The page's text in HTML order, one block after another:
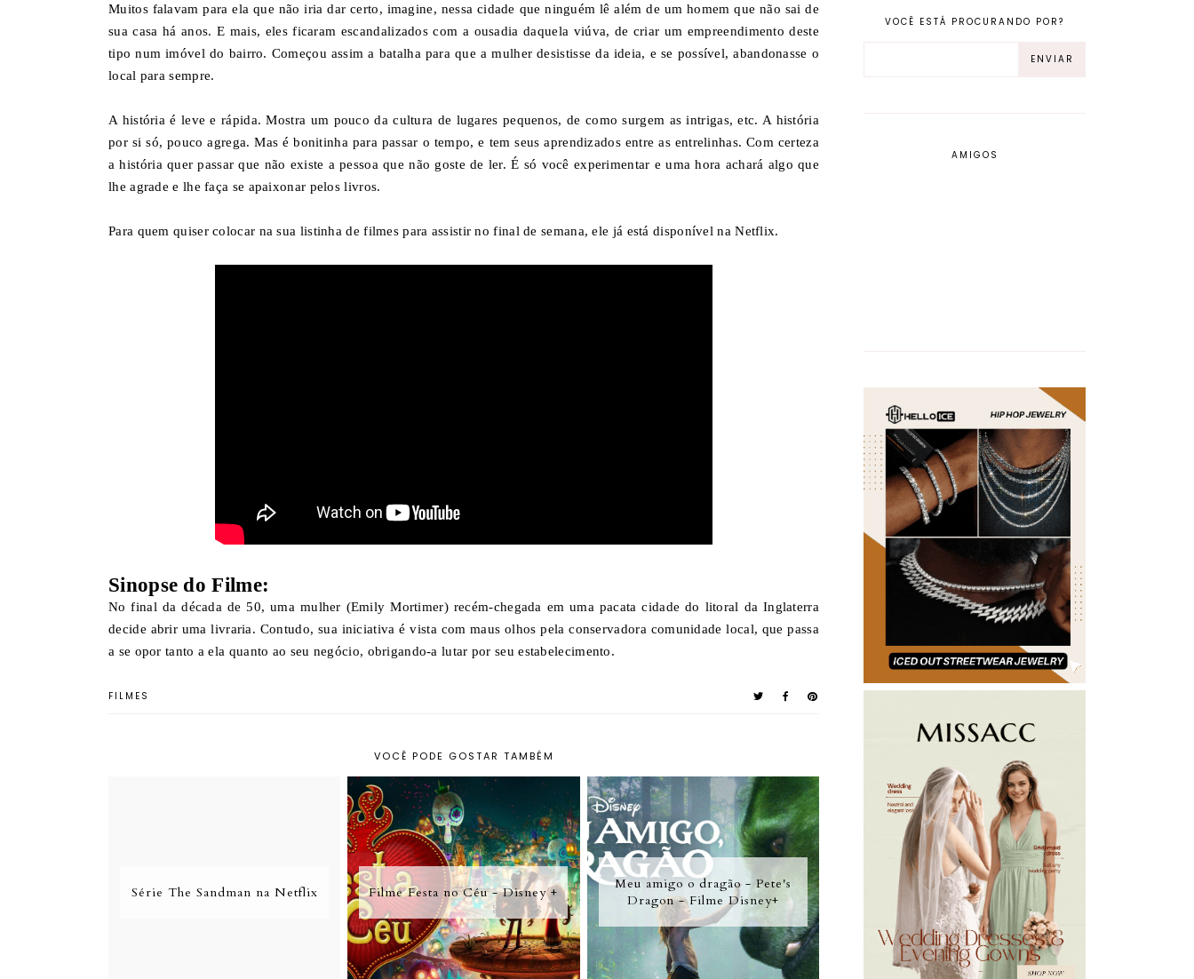
Muitos falavam para ela que não iria dar certo, imagine, nessa cidade que ninguém lê além de um homem que não sai de
sua casa há anos. E mais, eles ficaram escandalizados com a ousadia daquela viúva, de criar um empreendimento deste
tipo num imóvel do bairro. Começou assim a batalha para que a mulher desistisse da ideia, e se possível, abandonasse o
local para sempre.
A história é leve e rápida. Mostra um pouco da cultura de lugares pequenos, de como surgem as intrigas, etc. A história
por si só, pouco agrega. Mas é bonitinha para passar o tempo, e tem seus aprendizados entre as entrelinhas. Com certeza
a história quer passar que não existe a pessoa que não goste de ler. É só você experimentar e uma hora achará algo que
lhe agrade e lhe faça se apaixonar pelos livros.
Para quem quiser colocar na sua listinha de filmes para assistir no final de semana, ele já está disponível na Netflix.
Sinopse do Filme:
No final da década de 50, uma mulher (Emily Mortimer) recém-chegada em uma pacata cidade do litoral da Inglaterra
decide abrir uma livraria. Contudo, sua iniciativa é vista com maus olhos pela conservadora comunidade local, que passa
a se opor tanto a ela quanto ao seu negócio, obrigando-a lutar por seu estabelecimento.
FILMES
VOCÊ PODE GOSTAR TAMBÉM
Série The Sandman na Netflix Filme Festa no Céu - Disney +
Meu amigo o dragão - Pete's
Dragon - Filme Disney+
VOCÊ ESTÁ PROCURANDO POR?
AMIGOS